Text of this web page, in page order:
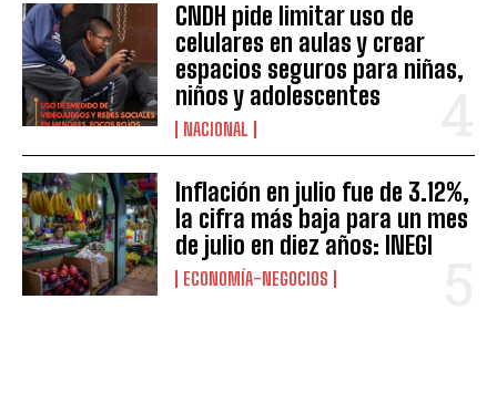
CNDH pide limitar uso de
celulares en aulas y crear
espacios seguros para niñas,
niños y adolescentes
NACIONAL
Inflación en julio fue de 3.12%,
la cifra más baja para un mes
de julio en diez años: INEGI
ECONOMÍA-NEGOCIOS